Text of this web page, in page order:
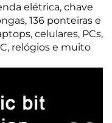
elétrica, chave
136 ponteiras e
celulares, PCs,
relógios e muito